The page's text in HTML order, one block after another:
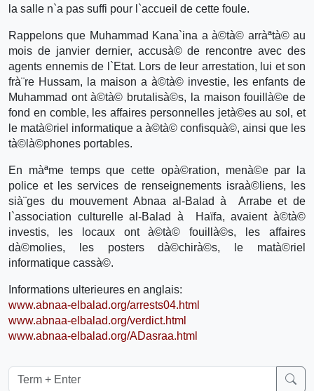
la salle n`a pas suffi pour l`accueil de cette foule.
Rappelons que Muhammad Kana`ina a à©tà© arràªtà© au
mois de janvier dernier, accusà© de rencontre avec des
agents ennemis de l`Etat. Lors de leur arrestation, lui et son
frà¨re Hussam, la maison a à©tà© investie, les enfants de
Muhammad ont à©tà© brutalisà©s, la maison fouillà©e de
fond en comble, les affaires personnelles jetà©es au sol, et
le matà©riel informatique a à©tà© confisquà©, ainsi que les
tà©là©phones portables.
En màªme temps que cette opà©ration, menà©e par la
police et les services de renseignements israà©liens, les
sià¨ges du mouvement Abnaa al-Balad à Arrabe et de
l`association culturelle al-Balad à Haïfa, avaient à©tà©
investis, les locaux ont à©tà© fouillà©s, les affaires
dà©molies, les posters dà©chirà©s, le matà©riel
informatique cassà©.
Informations ulterieures en anglais:
www.abnaa-elbalad.org/arrests04.html
www.abnaa-elbalad.org/verdict.html
www.abnaa-elbalad.org/ADasraa.html